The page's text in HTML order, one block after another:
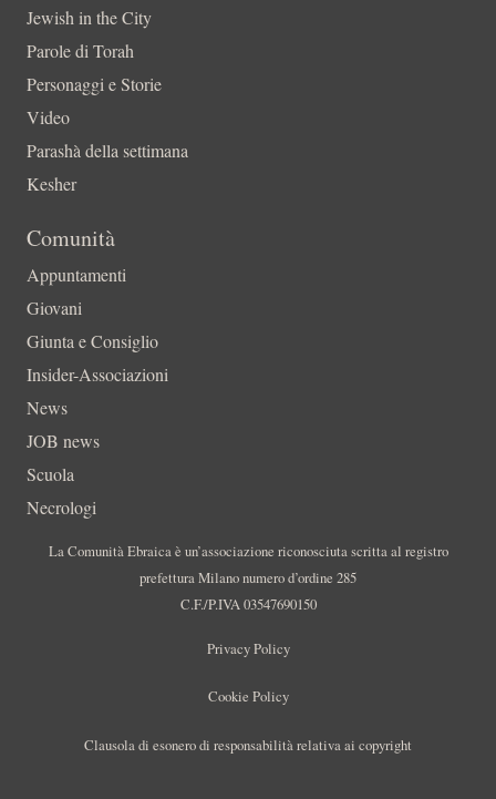
Jewish in the City
Parole di Torah
Personaggi e Storie
Video
Parashà della settimana
Kesher
Comunità
Appuntamenti
Giovani
Giunta e Consiglio
Insider-Associazioni
News
JOB news
Scuola
Necrologi
La Comunità Ebraica è un’associazione riconosciuta scritta al registro
prefettura Milano numero d’ordine 285
C.F./P.IVA 03547690150
Privacy Policy
Cookie Policy
Clausola di esonero di responsabilità relativa ai copyright